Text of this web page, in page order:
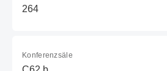
264
Konferenzsäle